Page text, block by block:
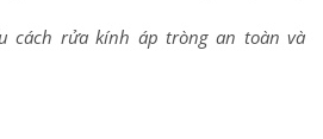
cách rửa kính áp tròng an toàn và